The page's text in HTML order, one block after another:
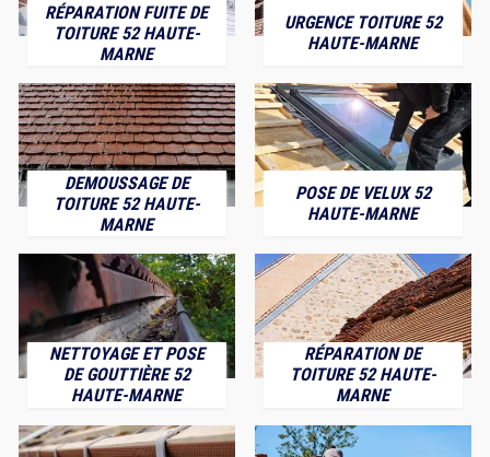
RÉPARATION FUITE DE
TOITURE 52 HAUTE-
MARNE
URGENCE TOITURE 52
HAUTE-MARNE
DEMOUSSAGE DE
TOITURE 52 HAUTE-
MARNE
POSE DE VELUX 52
HAUTE-MARNE
NETTOYAGE ET POSE
DE GOUTTIÈRE 52
HAUTE-MARNE
RÉPARATION DE
TOITURE 52 HAUTE-
MARNE